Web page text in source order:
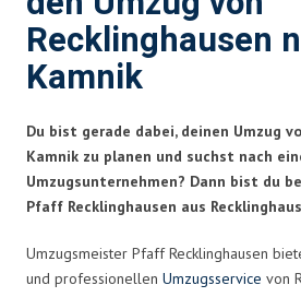
Recklinghausen
Kamnik
Du bist gerade dabei, deinen Umzug
Kamnik zu planen und suchst nach
Umzugsunternehmen? Dann bist du
Pfaff Recklinghausen aus
Umzugsmeister Pfaff Recklinghausen
und professionellen Umzugsservice von